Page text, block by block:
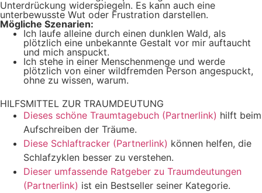
Unterdrückung widerspiegeln. Es kann auch eine
unterbewusste Wut oder Frustration darstellen.
Mögliche Szenarien:
Ich laufe alleine durch einen dunklen Wald, als
plötzlich eine unbekannte Gestalt vor mir auftaucht
und mich anspuckt.
Ich stehe in einer Menschenmenge und werde
plötzlich von einer wildfremden Person angespuckt,
ohne zu wissen, warum.
HILFSMITTEL ZUR TRAUMDEUTUNG
Dieses schöne Traumtagebuch (Partnerlink) hilft beim
Aufschreiben der Träume.
Diese Schlaftracker (Partnerlink) können helfen, die
Schlafzyklen besser zu verstehen.
Dieser umfassende Ratgeber zu Traumdeutungen
(Partnerlink) ist ein Bestseller seiner Kategorie.